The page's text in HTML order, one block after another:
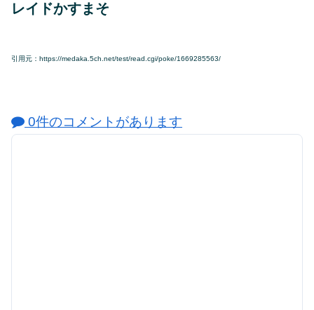
レイドかすまそ
引用元：https://medaka.5ch.net/test/read.cgi/poke/1669285563/
0件のコメントがあります